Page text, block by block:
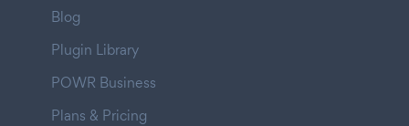
Blog
Plugin Library
POWR Business
Plans & Pricing